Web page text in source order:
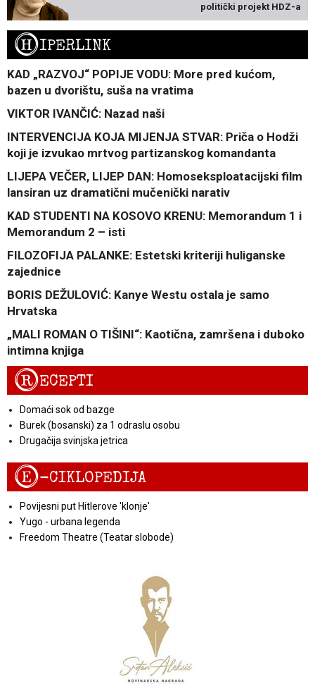
politički projekt HDZ-a
HIPERLINK
KAD „RAZVOJ“ POPIJE VODU: More pred kućom,
bazen u dvorištu, suša na vratima
VIKTOR IVANČIĆ: Nazad naši
INTERVENCIJA KOJA MIJENJA STVAR: Priča o Hodži
koji je izvukao mrtvog partizanskog komandanta
LIJEPA VEČER, LIJEP DAN: Homoseksploatacijski film
lansiran uz dramatični mučenički narativ
KAD STUDENTI NA KOSOVO KRENU: Memorandum 1 i
Memorandum 2 – isti
FILOZOFIJA PALANKE: Estetski kriteriji huliganske
zajednice
BORIS DEŽULOVIĆ: Kanye Westu ostala je samo
Hrvatska
„MALI ROMAN O TIŠINI“: Kaotična, zamršena i duboko
intimna knjiga
RECEPTI
Domaći sok od bazge
Burek (bosanski) za 1 odraslu osobu
Drugačija svinjska jetrica
E-CIKLOPEDIJA
Povijesni put Hitlerove 'klonje'
Yugo - urbana legenda
Freedom Theatre (Teatar slobode)